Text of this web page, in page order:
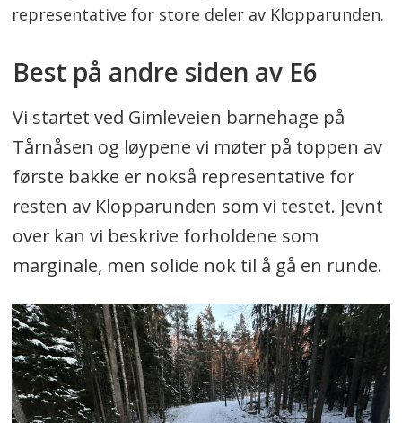
representative for store deler av Klopparunden.
Best på andre siden av E6
Vi startet ved Gimleveien barnehage på
Tårnåsen og løypene vi møter på toppen av
første bakke er nokså representative for
resten av Klopparunden som vi testet. Jevnt
over kan vi beskrive forholdene som
marginale, men solide nok til å gå en runde.